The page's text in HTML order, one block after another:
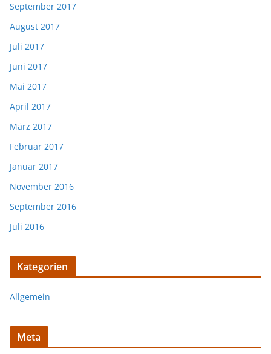
September 2017
August 2017
Juli 2017
Juni 2017
Mai 2017
April 2017
März 2017
Februar 2017
Januar 2017
November 2016
September 2016
Juli 2016
Kategorien
Allgemein
Meta